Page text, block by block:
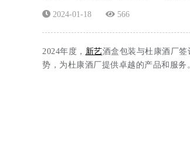
2024-01-18 566
2024年度， 新艺酒盒包装与杜康酒厂
势，为杜康酒厂提供卓越的产品和服务